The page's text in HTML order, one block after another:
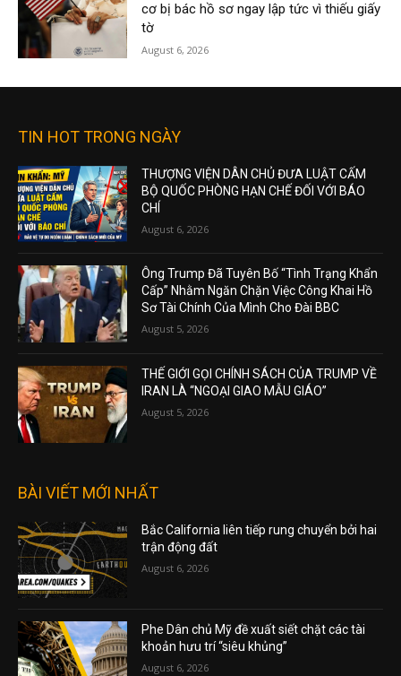
cơ bị bác hồ sơ ngay lập tức vì thiếu giấy
tờ
August 6, 2026
TIN HOT TRONG NGÀY
THƯỢNG VIỆN DÂN CHỦ ĐƯA LUẬT CẤM
BỘ QUỐC PHÒNG HẠN CHẾ ĐỐI VỚI BÁO
CHÍ
August 6, 2026
Ông Trump Đã Tuyên Bố “Tình Trạng Khẩn
Cấp” Nhằm Ngăn Chặn Việc Công Khai Hồ
Sơ Tài Chính Của Mình Cho Đài BBC
August 5, 2026
THẾ GIỚI GỌI CHÍNH SÁCH CỦA TRUMP VỀ
IRAN LÀ “NGOẠI GIAO MẪU GIÁO”
August 5, 2026
BÀI VIẾT MỚI NHẤT
Bắc California liên tiếp rung chuyển bởi hai
trận động đất
August 6, 2026
Phe Dân chủ Mỹ đề xuất siết chặt các tài
khoản hưu trí “siêu khủng”
August 6, 2026